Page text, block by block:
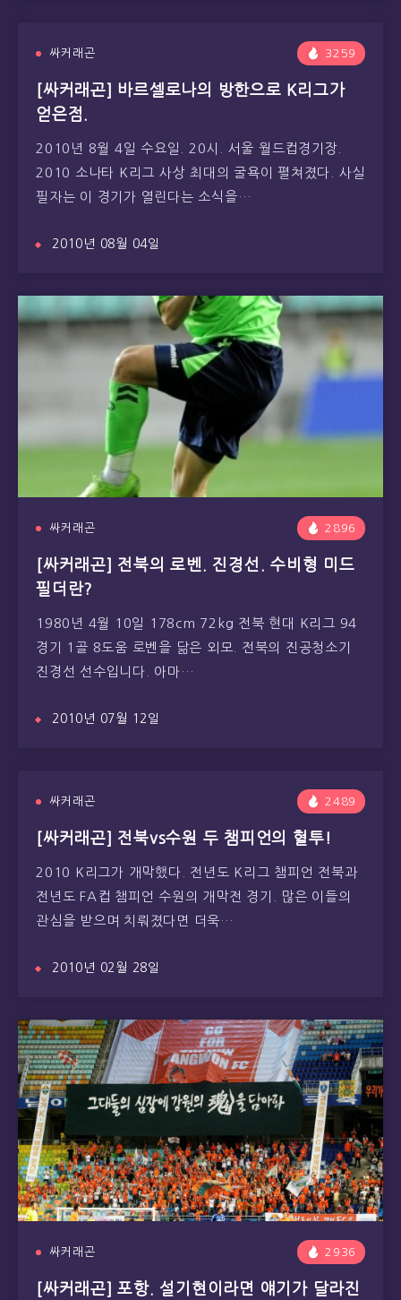
싸커래곤 3259
[싸커래곤] 바르셀로나의 방한으로 K리그가
얻은점.
2010년 8월 4일 수요일. 20시. 서울 월드컵경기장.
2010 소나타 K리그 사상 최대의 굴욕이 펼쳐졌다. 사실
필자는 이 경기가 열린다는 소식을…
2010년 08월 04일
싸커래곤 2896
[싸커래곤] 전북의 로벤. 진경선. 수비형 미드
필더란?
1980년 4월 10일 178cm 72kg 전북 현대 K리그 94
경기 1골 8도움 로벤을 닮은 외모. 전북의 진공청소기
진경선 선수입니다. 아마…
2010년 07월 12일
싸커래곤 2489
[싸커래곤] 전북vs수원 두 챔피언의 혈투!
2010 K리그가 개막했다. 전년도 K리그 챔피언 전북과
전년도 FA컵 챔피언 수원의 개막전 경기. 많은 이들의
관심을 받으며 치뤄졌다면 더욱…
2010년 02월 28일
싸커래곤 2936
[싸커래곤] 포항. 설기현이라면 얘기가 달라진